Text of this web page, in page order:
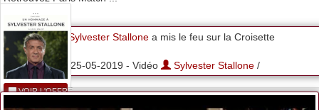
Sylvester Stallonea mis le feu sur la Croisette
25-05-2019 - Vidéo Sylvester Stallone/
VOIR L'OFFRE